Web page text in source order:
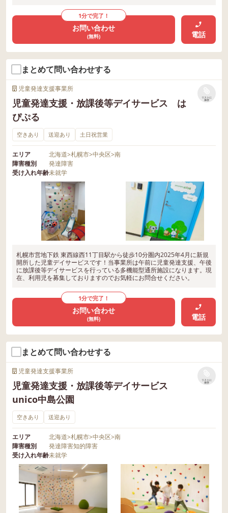
1分で完了！
お問い合わせ
(無料) 電話
まとめて問い合わせする
児童発達支援事業所
児童発達支援・放課後等デイサービス は
ぴぷる
リストに
保存
空きあり 送迎あり 土日祝営業
エリア 北海道>札幌市>中央区>南
障害種別
発達障害
受け入れ年齢未就学
札幌市営地下鉄 東西線西11丁目駅から徒歩10分圏内2025年4月に新規
開所した児童デイサービスです！当事業所は午前に児童発達支援、午後
に放課後等デイサービスを行っている多機能型通所施設になります。現
在、利用児を募集しておりますのでお気軽にお問合せください。
1分で完了！
お問い合わせ
(無料) 電話
まとめて問い合わせする
児童発達支援事業所
児童発達支援・放課後等デイサービス
unico中島公園
リストに
保存
空きあり 送迎あり
エリア 北海道>札幌市>中央区>南
障害種別
発達障害知的障害
受け入れ年齢未就学